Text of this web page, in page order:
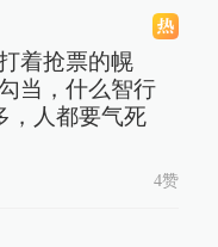
着抢票的幌
当，什么智行
，人都要气死
4赞